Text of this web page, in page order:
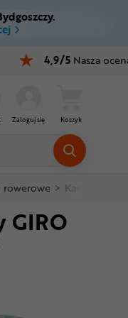
M
4,9/5 Nasza
Zaloguj się Koszyk
rowerowe > Kaski MTB i
GIRO